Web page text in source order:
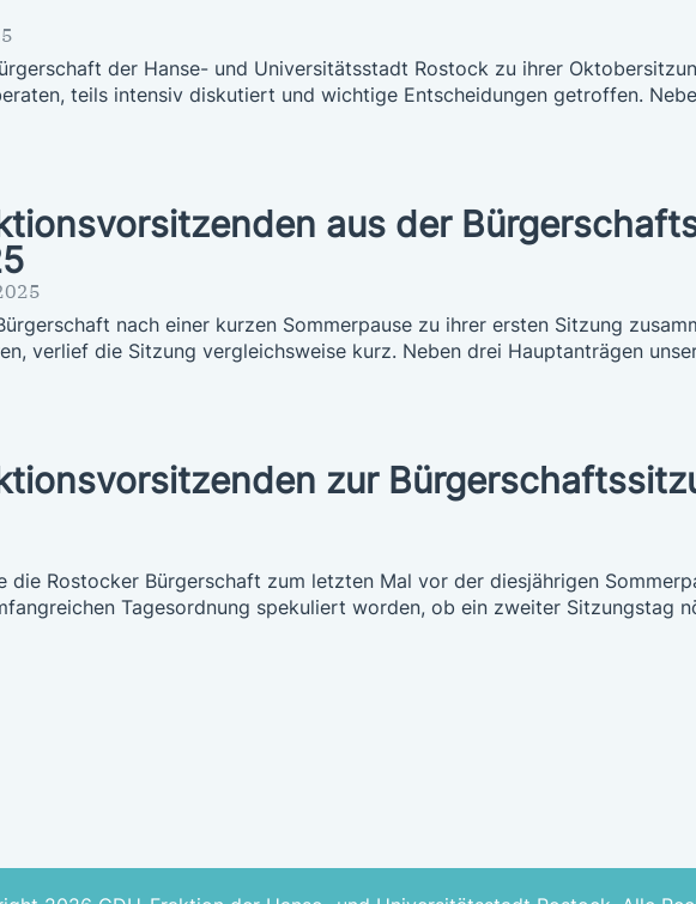
der Hanse- und Universitätsstadt Rostock zu ihrer
teils intensiv diskutiert und wichtige Entscheidungen getroffen.
aus der
nach einer kurzen Sommerpause zu ihrer ersten Sitzung
verlief die Sitzung vergleichsweise kurz. Neben drei Hauptanträgen
zur
Rostocker Bürgerschaft zum letzten Mal vor der diesjährigen
Tagesordnung spekuliert worden, ob ein zweiter Sitzungstag